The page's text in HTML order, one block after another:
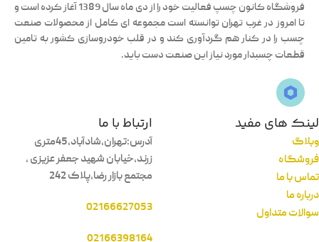
فروشگاه کانون چسپ فعالیت خود را از دی ماه سال 1389 آغاز کرده است و
تا امروز در غرب تهران توانسته است مجموعه ای کامل از محصولات صنعت
چسب را در کنار هم گردآوری کند و در قلب خودروسازی کشور به تامین
قطعات چسبدار مورد نیاز این صنعت دست باید.
لینک های مفید
وبلاگ
فروشگاه
تماس با ما
درباره ما
سوالات متداول
ارتباط با ما
آدرس:تهران،شادآباد،45متری
زرند،خیابان شهید جعفر عزیزی ،
مجتمع بازار رضا،پلاک 242
02166627053